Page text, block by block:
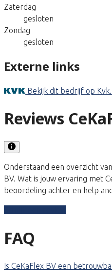
Zaterdag
gesloten
Zondag
gesloten
Externe links
Bekijk dit bedrijf op
Reviews
Onderstaand een overzicht
BV. Wat is jouw ervaring met
beoordeling achter en help
FAQ
Is CeKaFlex BV een